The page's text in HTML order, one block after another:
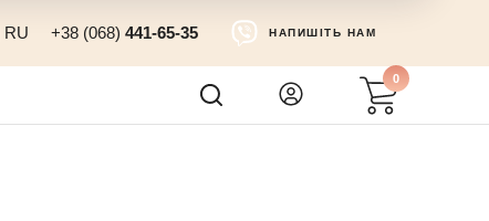
RU +38 (068) 441-65-35 НАПИШІТЬ НАМ
0